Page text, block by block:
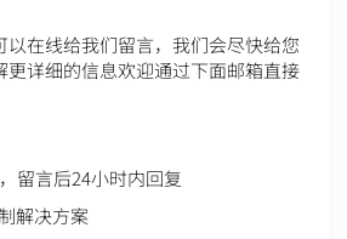
以在线给我们留言，我们会尽快给您
更详细的信息欢迎通过下面邮箱直接
留言后24小时内回复
解决方案